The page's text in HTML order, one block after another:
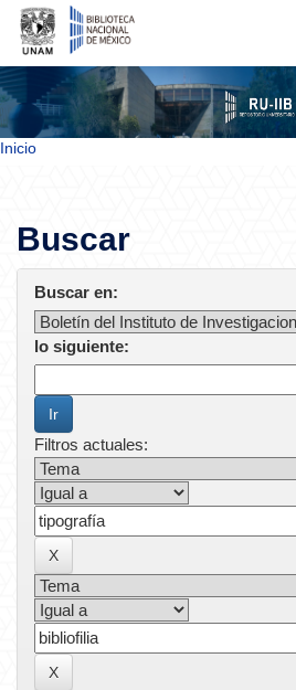
Skip navigation
Inicio
Buscar
Buscar en:
lo siguiente:
Filtros actuales: